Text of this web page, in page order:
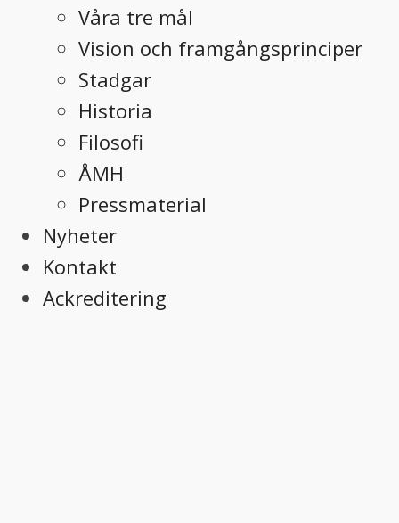
Våra tre mål
Vision och framgångsprinciper
Stadgar
Historia
Filosofi
ÅMH
Pressmaterial
Nyheter
Kontakt
Ackreditering